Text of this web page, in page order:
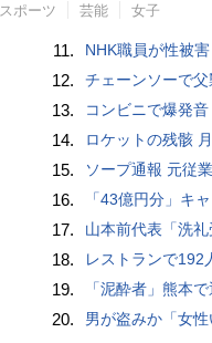
スポーツ 芸能 女子
11. NHK職員が性被
12. チェーンソーで
13. コンビニで爆発
14. ロケットの残骸
15. ソープ通報 元従
16. 「43億円分」キ
17. 山本前代表「洗
18. レストランで192
19. 「泥酔者」熊本
20. 男が盗みか「女性